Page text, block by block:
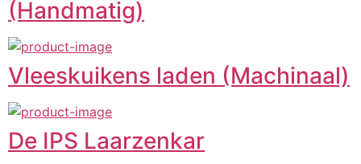
(Handmatig)
Vleeskuikens laden (Machinaal)
De IPS Laarzenkar